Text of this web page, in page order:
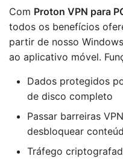
Com Proton VPN para
todos os benefícios
partir de nosso
ao aplicativo móvel.
Dados protegidos
de disco completo
Passar barreiras
desbloquear
Tráfego